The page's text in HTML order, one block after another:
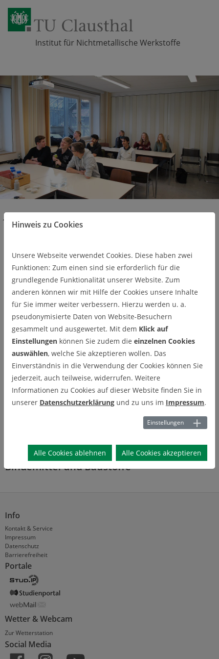
Zum Inhalt springen
Institut für Nichtmetallische Werkstoffe
Lehre Abschlussarbeiten
Abschlussarbeiten
Bachelor- und Masterarbeiten
Leitfaden zum Erstellen von Bachelor- und Masterarbeiten
[PDF]
Glas und Glastechnologie
Entwicklung funktionaler Schichten auf Glasoberflächen
mittels Sol-Gel-Beschichtung
Dr.-Ing. Gundula Helsch , Telefon: +49 5323 72-2895
Weitere Themen in Richtung Glaskeramik auf Anfrage
Bindemittel und Baustoffe
Info
Kontakt & Service
Impressum
Datenschutz
Barrierefreiheit
Portale
Wetter & Webcam
Zur Wetterstation
Social Media
Hinweis zu Cookies
Unsere Webseite verwendet Cookies. Diese haben zwei
Funktionen: Zum einen sind sie erforderlich für die
grundlegende Funktionalität unserer Website. Zum
anderen können wir mit Hilfe der Cookies unsere Inhalte
für Sie immer weiter verbessern. Hierzu werden u. a.
pseudonymisierte Daten von Website-Besuchern
gesammelt und ausgewertet. Mit dem Klick auf
Einstellungen können Sie zudem die einzelnen Cookies
auswählen, welche Sie akzeptieren wollen. Das
Einverständnis in die Verwendung der Cookies können Sie
jederzeit, auch teilweise, widerrufen. Weitere
Informationen zu Cookies auf dieser Website finden Sie in
unserer Datenschutzerklärung und zu uns im Impressum.
Einstellungen
Alle Cookies ablehnen Alle Cookies akzeptieren